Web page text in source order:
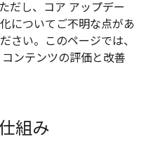
だし、コア アップデー
についてご不明な点があ
さい。このページでは、
ンテンツの評価と改善
組み